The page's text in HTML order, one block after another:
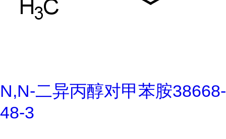
N,N-二异丙醇对甲苯胺38668-
48-3